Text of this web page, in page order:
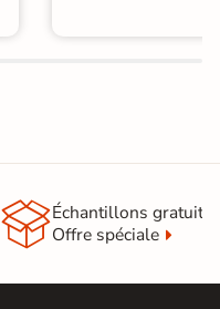
Échantillons gratuit
Offre spéciale